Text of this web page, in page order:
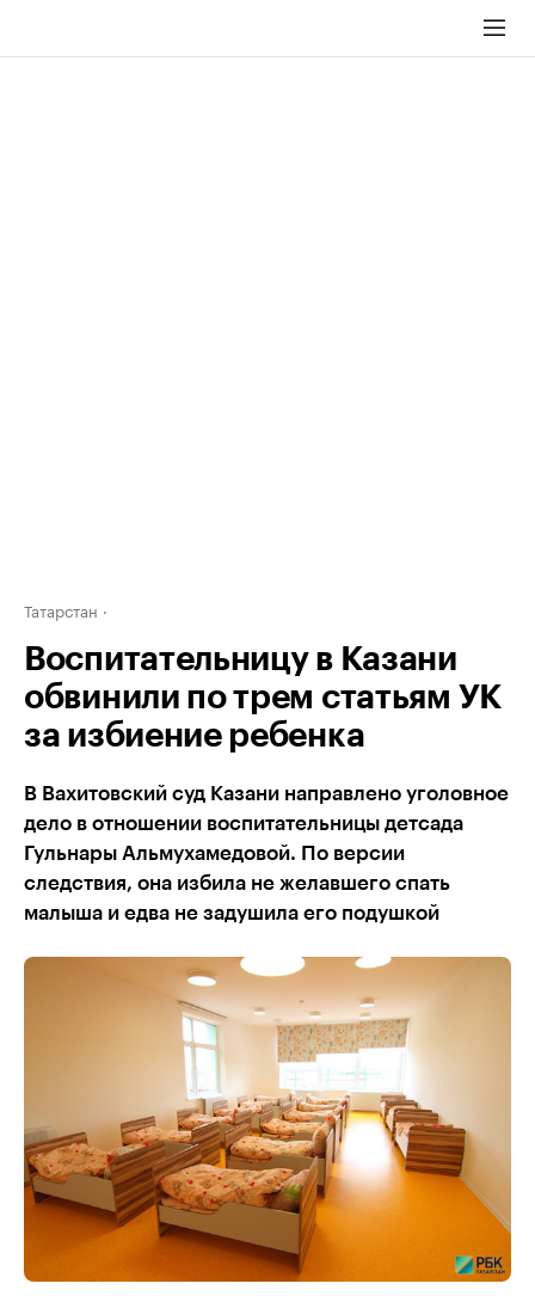
Татарстан
Воспитательницу в Казани
обвинили по трем статьям УК
за избиение ребенка
В Вахитовский суд Казани направлено уголовное
дело в отношении воспитательницы детсада
Гульнары Альмухамедовой. По версии
следствия, она избила не желавшего спать
малыша и едва не задушила его подушкой